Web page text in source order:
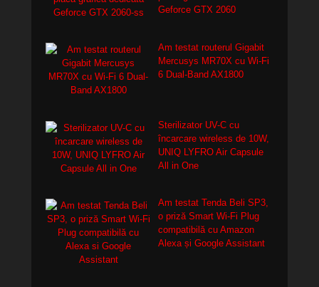
Geforce GTX 2060
Am testat routerul Gigabit
Mercusys MR70X cu Wi-Fi
6 Dual-Band AX1800
Sterilizator UV-C cu
încarcare wireless de 10W,
UNIQ LYFRO Air Capsule
All in One
Am testat Tenda Beli SP3,
o priză Smart Wi-Fi Plug
compatibilă cu Amazon
Alexa și Google Assistant